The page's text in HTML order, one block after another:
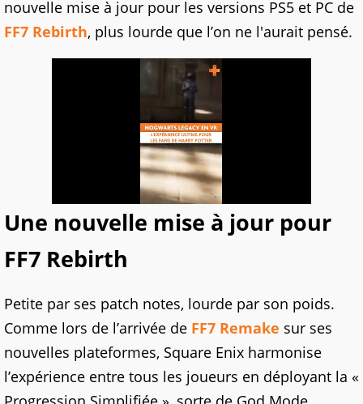
nouvelle mise à jour pour les versions PS5 et PC de
FF7 Rebirth, plus lourde que l’on ne l'aurait pensé.
Une nouvelle mise à jour pour
FF7 Rebirth
Petite par ses patch notes, lourde par son poids.
Comme lors de l’arrivée de FF7 Remake sur ses
nouvelles plateformes, Square Enix harmonise
l’expérience entre tous les joueurs en déployant la «